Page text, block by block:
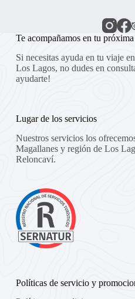
Te acompañamos en tu
Si necesitasayuda en tu viaje
Los Lagos, nodudesen
ayudarte!
Lugar de los servicios
Nuestros servicios los
Magallanes y región de Los
Reloncaví.
Políticas de servicio y